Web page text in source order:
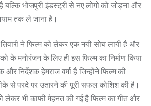
बल्कि भोजपुरी इंडस्ट्री से नए लोगो को जोड़ना और
तक ले जाना है।
तिवारी ने फिल्म को लेकर एक नयी सोच लायी है और
के मनोरंजन के लिए ही इस फिल्म का निर्माण किया
निर्देशक हेमराज वर्मा है जिन्होंने फिल्म की
से परदे पर उतारने की पूरी सफल कोशिश की है।
लेकर भी काफी मेहनत की गई है फिल्म का गीत और